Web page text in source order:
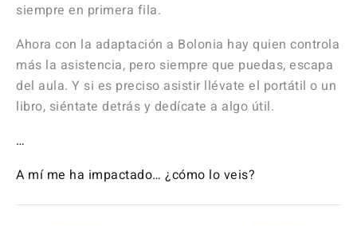
siempre en primera fila.
Ahora con la adaptación a Bolonia hay quien controla
más la asistencia, pero siempre que puedas, escapa
del aula. Y si es preciso asistir llévate el portátil o un
libro, siéntate detrás y dedícate a algo útil.
…
A mí me ha impactado… ¿cómo lo veis?